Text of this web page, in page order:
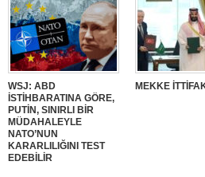
WSJ: ABD
İSTİHBARATINA GÖRE,
PUTİN, SINIRLI BİR
MÜDAHALEYLE
NATO’NUN
KARARLILIĞINI TEST
EDEBİLİR
MEKKE